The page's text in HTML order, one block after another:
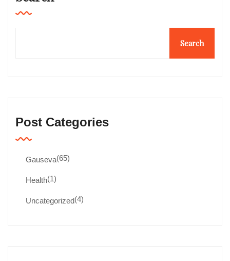
Search
Post Categories
Gauseva(65)
Health(1)
Uncategorized(4)